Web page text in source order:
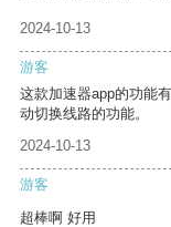
2024-10-13
游客
这款加速器app的功能
动切换线路的功能。
2024-10-13
游客
超棒啊 好用